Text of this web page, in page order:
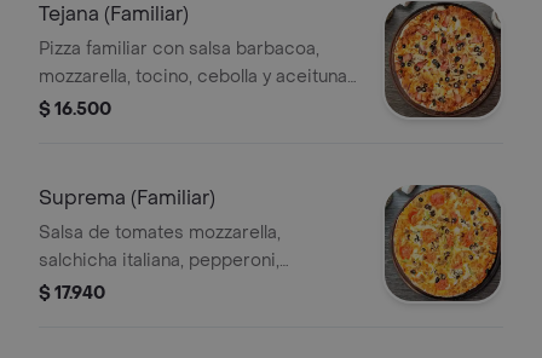
Tejana (Familiar)
Pizza familiar con salsa barbacoa,
mozzarella, tocino, cebolla y aceitunas
negras.
$ 16.500
Suprema (Familiar)
Salsa de tomates mozzarella,
salchicha italiana, pepperoni,
aceitunas negras, pimentón verde y
$ 17.940